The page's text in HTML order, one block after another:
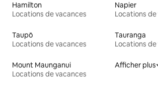
Hamilton
Locations de vacances
Napier
Locations
Taupō
Locations de vacances
Tauranga
Locations
Mount Maunganui
Locations de vacances
Afficher plus